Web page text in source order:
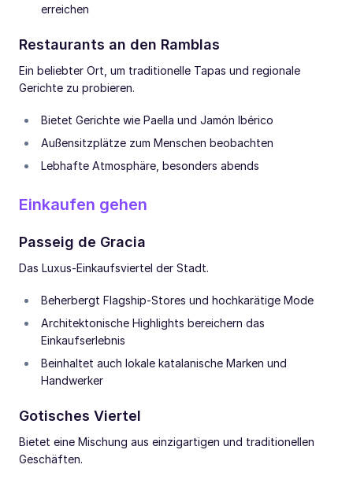
erreichen
Restaurants an den Ramblas
Ein beliebter Ort, um traditionelle Tapas und regionale
Gerichte zu probieren.
Bietet Gerichte wie Paella und Jamón Ibérico
Außensitzplätze zum Menschen beobachten
Lebhafte Atmosphäre, besonders abends
Einkaufen gehen
Passeig de Gracia
Das Luxus-Einkaufsviertel der Stadt.
Beherbergt Flagship-Stores und hochkarätige Mode
Architektonische Highlights bereichern das
Einkaufserlebnis
Beinhaltet auch lokale katalanische Marken und
Handwerker
Gotisches Viertel
Bietet eine Mischung aus einzigartigen und traditionellen
Geschäften.